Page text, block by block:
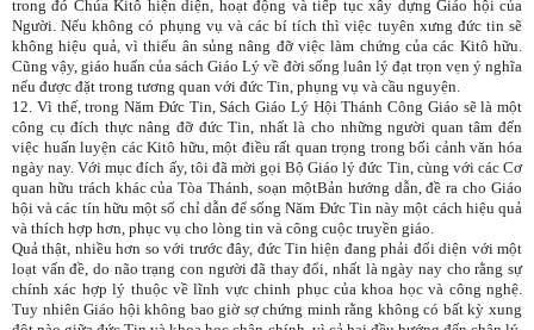
trong đó Chúa Kitô hiện diện, hoạt động và tiếp tục xây dựng Giáo hội của
Người. Nếu không có phụng vụ và các bí tích thì việc tuyên xưng đức tin sẽ
không hiệu quả, vì thiếu ân sủng nâng đỡ việc làm chứng của các Kitô hữu.
Cũng vậy, giáo huấn của sách Giáo Lý về đời sống luân lý đạt trọn vẹn ý nghĩa
nếu được đặt trong tương quan với đức Tin, phụng vụ và cầu nguyện.
12. Vì thế, trong Năm Đức Tin, Sách Giáo Lý Hội Thánh Công Giáo sẽ là một
công cụ đích thực nâng đỡ đức Tin, nhất là cho những người quan tâm đến
việc huấn luyện các Kitô hữu, một điều rất quan trọng trong bối cảnh văn hóa
ngày nay. Với mục đích ấy, tôi đã mời gọi Bộ Giáo lý đức Tin, cùng với các Cơ
quan hữu trách khác của Tòa Thánh, soạn mộtBản hướng dẫn, đề ra cho Giáo
hội và các tín hữu một số chỉ dẫn để sống Năm Đức Tin này một cách hiệu quả
và thích hợp hơn, phục vụ cho lòng tin và công cuộc truyền giáo.
Quả thật, nhiều hơn so với trước đây, đức Tin hiện đang phải đối diện với một
loạt vấn đề, do não trạng con người đã thay đổi, nhất là ngày nay cho rằng sự
chính xác hợp lý thuộc về lĩnh vực chinh phục của khoa học và công nghệ.
Tuy nhiên Giáo hội không bao giờ sợ chứng minh rằng không có bất kỳ xung